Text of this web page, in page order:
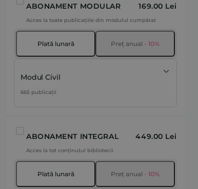
ABONAMENT MODULAR 169.00 Lei
Acces la toate publicațiile din modulul cumpărat
Plată lunară Preț anual - 10%
Modul Civil
665 publicații
ABONAMENT INTEGRAL 449.00 Lei
Acces la tot conținutul bibliotecii
Plată lunară Preț anual - 10%